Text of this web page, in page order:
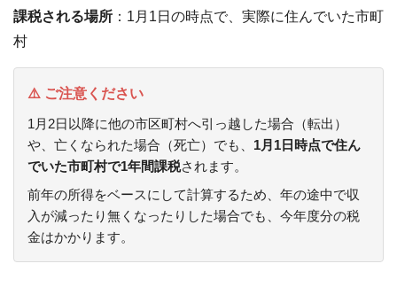
課税される場所 ：1月1日の時点で、実際に住んでいた市町
村
⚠️ ご注意ください
1月2日以降に他の市区町村へ引っ越した場合（転出）
や、亡くなられた場合（死亡）でも、 1月1日時点で住ん
でいた市町村で1年間課税されます。
前年の所得をベースにして計算するため、年の途中で収
入が減ったり無くなったりした場合でも、今年度分の税
金はかかります。